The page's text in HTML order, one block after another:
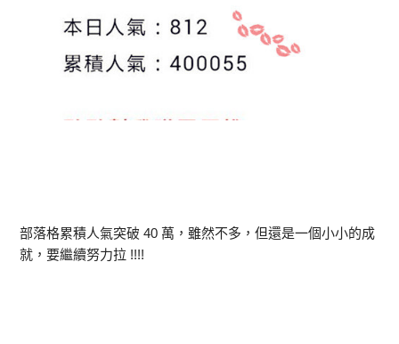
部落格累積人氣突破 40 萬，雖然不多，但還是一個小小的成
就，要繼續努力拉 !!!!